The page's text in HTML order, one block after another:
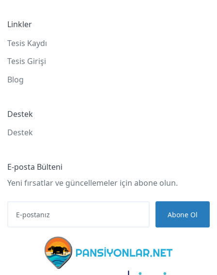
Linkler
Tesis Kaydı
Tesis Girişi
Blog
Destek
Destek
E-posta Bülteni
Yeni fırsatlar ve güncellemeler için abone olun.
Abone Ol